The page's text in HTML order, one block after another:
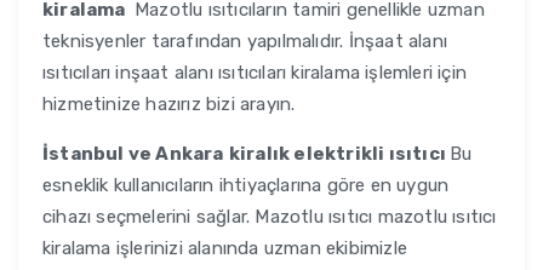
kiralama Mazotlu ısıtıcıların tamiri genellikle uzman
teknisyenler tarafından yapılmalıdır. İnşaat alanı
ısıtıcıları inşaat alanı ısıtıcıları kiralama işlemleri için
hizmetinize hazırız bizi arayın.
İstanbul ve Ankara kiralık elektrikli ısıtıcı Bu
esneklik kullanıcıların ihtiyaçlarına göre en uygun
cihazı seçmelerini sağlar. Mazotlu ısıtıcı mazotlu ısıtıcı
kiralama işlerinizi alanında uzman ekibimizle